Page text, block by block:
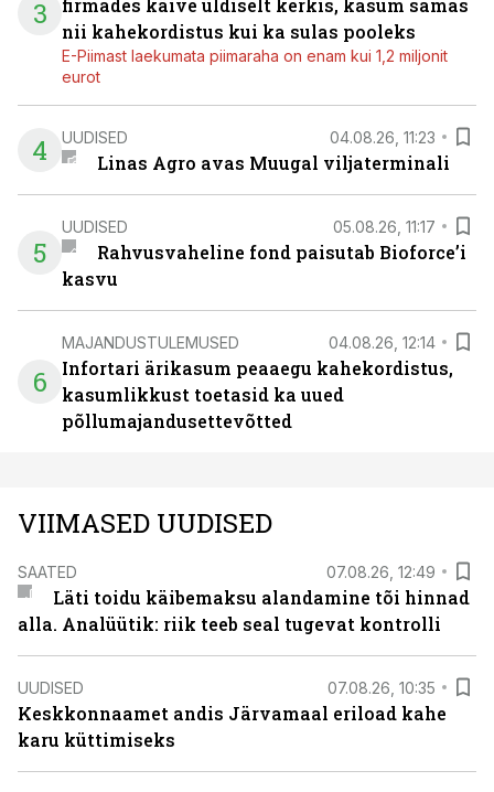
3
firmades käive üldiselt kerkis, kasum samas
nii kahekordistus kui ka sulas pooleks
E-Piimast laekumata piimaraha on enam kui 1,2 miljonit
eurot
4 UUDISED 04.08.26, 11:23
Linas Agro avas Muugal viljaterminali
5
UUDISED 05.08.26, 11:17
Rahvusvaheline fond paisutab Bioforce’i
kasvu
6
MAJANDUSTULEMUSED 04.08.26, 12:14
Infortari ärikasum peaaegu kahekordistus,
kasumlikkust toetasid ka uued
põllumajandusettevõtted
VIIMASED UUDISED
SAATED 07.08.26, 12:49
Läti toidu käibemaksu alandamine tõi hinnad
alla. Analüütik: riik teeb seal tugevat kontrolli
UUDISED 07.08.26, 10:35
Keskkonnaamet andis Järvamaal eriload kahe
karu küttimiseks